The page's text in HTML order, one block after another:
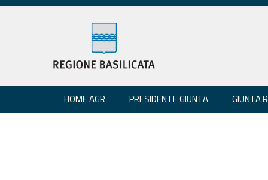
HOME AGR PRESIDENTE GIUNTA GIUNTA